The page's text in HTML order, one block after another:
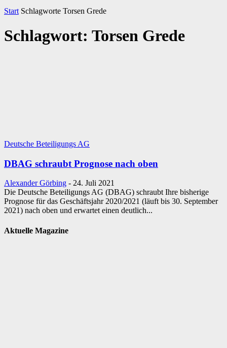
Start Schlagworte Torsen Grede
Schlagwort: Torsen Grede
Deutsche Beteiligungs AG
DBAG schraubt Prognose nach oben
Alexander Görbing - 24. Juli 2021
Die Deutsche Beteiligungs AG (DBAG) schraubt Ihre bisherige
Prognose für das Geschäftsjahr 2020/2021 (läuft bis 30. September
2021) nach oben und erwartet einen deutlich...
Aktuelle Magazine